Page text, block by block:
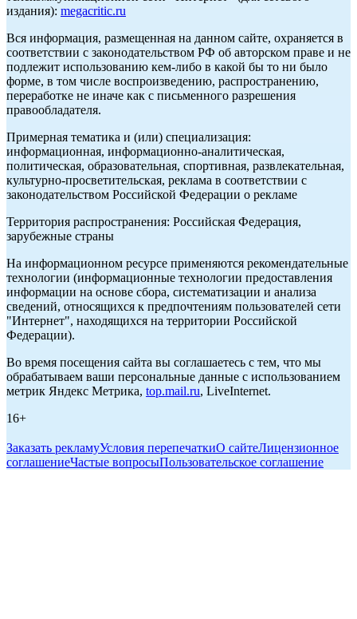
издания): megacritic.ru
Вся информация, размещенная на данном сайте, охраняется в
соответствии с законодательством РФ об авторском праве и не
подлежит использованию кем-либо в какой бы то ни было
форме, в том числе воспроизведению, распространению,
переработке не иначе как с письменного разрешения
правообладателя.
Примерная тематика и (или) специализация:
информационная, информационно-аналитическая,
политическая, образовательная, спортивная, развлекательная,
культурно-просветительская, реклама в соответствии с
законодательством Российской Федерации о рекламе
Территория распространения: Российская Федерация,
зарубежные страны
На информационном ресурсе применяются рекомендательные
технологии (информационные технологии предоставления
информации на основе сбора, систематизации и анализа
сведений, относящихся к предпочтениям пользователей сети
"Интернет", находящихся на территории Российской
Федерации).
Во время посещения сайта вы соглашаетесь с тем, что мы
обрабатываем ваши персональные данные с использованием
метрик Яндекс Метрика, top.mail.ru, LiveInternet.
16+
Заказать рекламуУсловия перепечаткиО сайтеЛицензионное
соглашениеЧастые вопросыПользовательское соглашение